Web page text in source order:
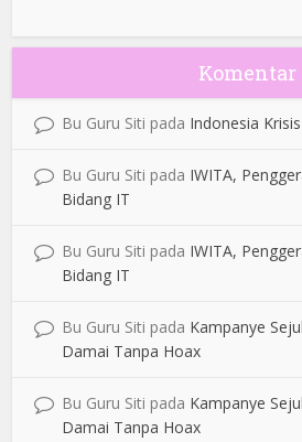
Komentar
Bu Guru Siti pada Indonesia
Bu Guru Siti pada IWITA,
Bidang IT
Bu Guru Siti pada IWITA,
Bidang IT
Bu Guru Siti pada Kampanye
Damai Tanpa Hoax
Bu Guru Siti pada Kampanye
Damai Tanpa Hoax